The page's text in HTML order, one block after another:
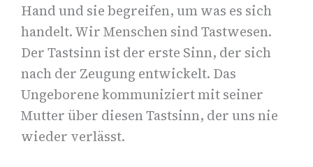
Hand und sie begreifen, um was es sich
handelt. Wir Menschen sind Tastwesen.
Der Tastsinn ist der erste Sinn, der sich
nach der Zeugung entwickelt. Das
Ungeborene kommuniziert mit seiner
Mutter über diesen Tastsinn, der uns nie
wieder verlässt.